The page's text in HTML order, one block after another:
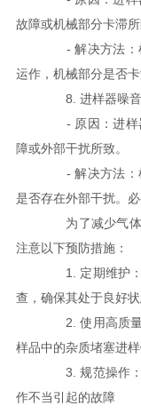
故障或机械部分卡滞所
- 解决方法：
运作，机械部分是否
8. 进样器噪音
- 原因：进样
障或外部干扰所致。
- 解决方法：检
是否存在外部干扰。
为了减少气体
注意以下预防措施：
1. 定期维护：
查，确保其处于良好状
2. 使用高质量
样品中的杂质堵塞进样
3. 规范操作：
作不当引起的故障